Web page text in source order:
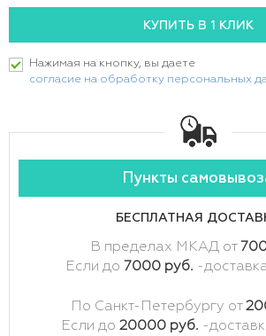
Нажимая на кнопку, вы даете
согласие на обработку персональных
Пункты
БЕСПЛАТНАЯ
В пределах МКАД от
Если до 7000 руб. -
По Санкт-Петербургу от
Если до 20000 руб. -